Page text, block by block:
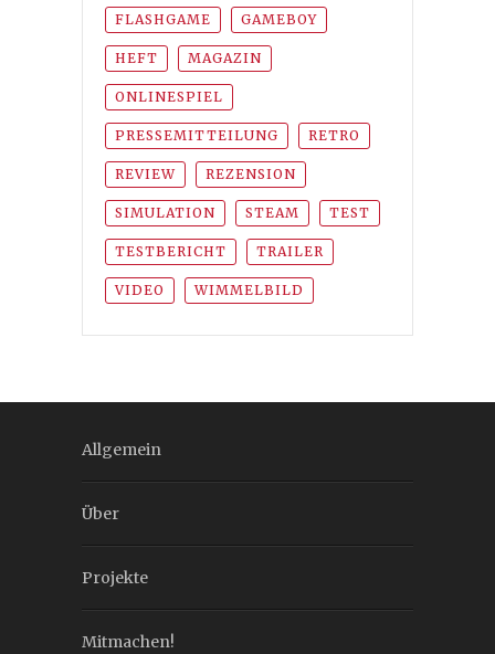
FLASHGAME GAMEBOY
HEFT MAGAZIN
ONLINESPIEL
PRESSEMITTEILUNG RETRO
REVIEW REZENSION
SIMULATION STEAM TEST
TESTBERICHT TRAILER
VIDEO WIMMELBILD
Allgemein
Über
Projekte
Mitmachen!